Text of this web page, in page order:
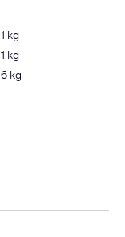
1 kg
1 kg
6 kg